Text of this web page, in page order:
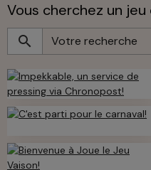
Vous cherchez un